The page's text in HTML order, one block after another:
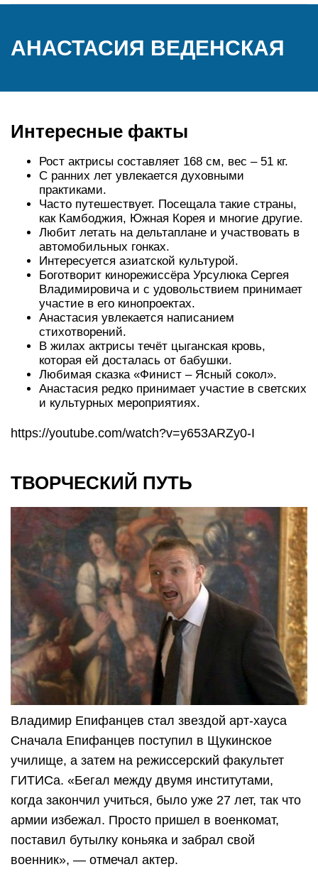
АНАСТАСИЯ ВЕДЕНСКАЯ
Интересные факты
Рост актрисы составляет 168 см, вес – 51 кг.
С ранних лет увлекается духовными
практиками.
Часто путешествует. Посещала такие страны,
как Камбоджия, Южная Корея и многие другие.
Любит летать на дельтаплане и участвовать в
автомобильных гонках.
Интересуется азиатской культурой.
Боготворит кинорежиссёра Урсулюка Сергея
Владимировича и с удовольствием принимает
участие в его кинопроектах.
Анастасия увлекается написанием
стихотворений.
В жилах актрисы течёт цыганская кровь,
которая ей досталась от бабушки.
Любимая сказка «Финист – Ясный сокол».
Анастасия редко принимает участие в светских
и культурных мероприятиях.
https://youtube.com/watch?v=y653ARZy0-I
ТВОРЧЕСКИЙ ПУТЬ
Владимир Епифанцев стал звездой арт-хауса
Сначала Епифанцев поступил в Щукинское
училище, а затем на режиссерский факультет
ГИТИСа. «Бегал между двумя институтами,
когда закончил учиться, было уже 27 лет, так что
армии избежал. Просто пришел в военкомат,
поставил бутылку коньяка и забрал свой
военник», — отмечал актер.